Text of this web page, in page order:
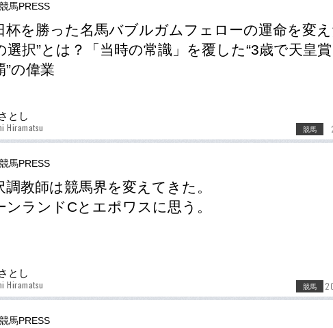
競馬PRESS
杯を勝った名馬バブルガムフェローの運命を変え
選択”とは？「当時の常識」を覆した“3歳で天皇
”の偉業
とし
Hiramatsu 競馬
競馬PRESS
調教師は競馬界を変えてきた。
ンランドCとエポワスに思う。
とし
Hiramatsu 競馬
競馬PRESS